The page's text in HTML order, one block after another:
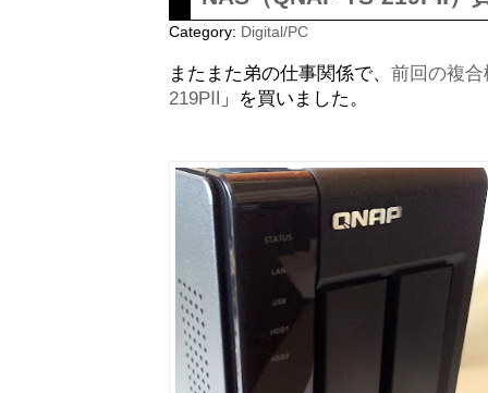
Category: Digital/PC
またまた弟の仕事関係で、 前回の複合
219PⅡ
」を買いました。